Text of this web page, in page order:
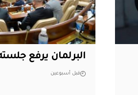
البرلمان يرفع
قبل أسبوعين